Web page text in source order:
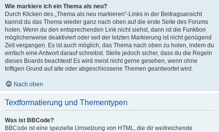
Wie markiere ich ein Thema als neu?
Durch Klicken des „Thema als neu markieren“-Links in der Beitragsansicht
kannst du das Thema wieder ganz nach oben auf die erste Seite des Forums
holen. Wenn du den entsprechenden Link nicht siehst, dann ist die Funktion
möglicherweise deaktiviert oder seit der letzten Markierung ist nicht genügend
Zeit vergangen. Es ist auch möglich, das Thema nach oben zu holen, indem du
einfach eine Antwort darauf schreibst. Stelle jedoch sicher, dass du die Regeln
dieses Boards beachtest! Es wird meist nicht gerne gesehen, wenn ohne
triftigen Grund auf alte oder abgeschlossene Themen geantwortet wird.
Nach oben
Textformatierung und Thementypen
Was ist BBCode?
BBCode ist eine spezielle Umsetzung von HTML, die dir weitreichende